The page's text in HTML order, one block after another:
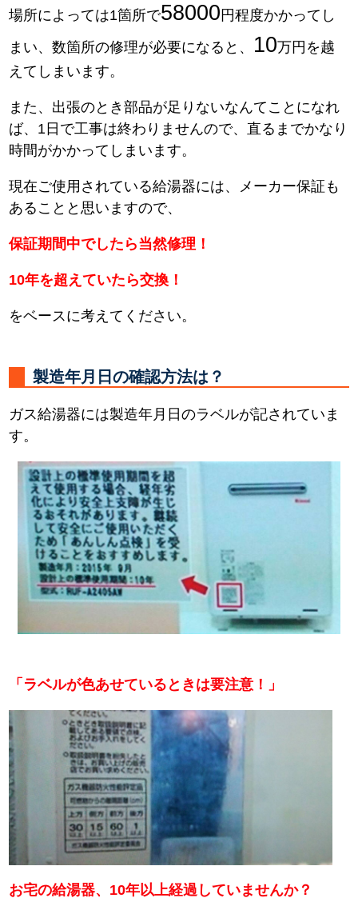
場所によっては1箇所で58000 円程度かかってし
まい、数箇所の修理が必要になると、 10万円を越
えてしまいます。
また、出張のとき部品が足りないなんてことになれ
ば、1日で工事は終わりませんので、直るまでかなり
時間がかかってしまいます。
現在ご使用されている給湯器には、メーカー保証も
あることと思いますので、
保証期間中でしたら当然修理！
10年を超えていたら交換！
をベースに考えてください。
製造年月日の確認方法は？
ガス給湯器には製造年月日のラベルが記されていま
す。
「ラベルが色あせているときは要注意！」
お宅の給湯器、10年以上経過していませんか？